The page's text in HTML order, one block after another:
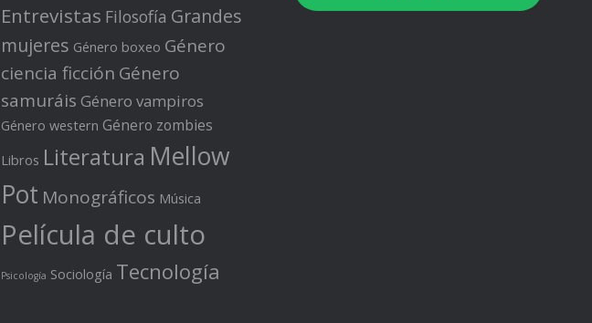
Entrevistas Filosofía Grandes
mujeres Género boxeo Género
ciencia ficción Género
samuráis Género vampiros
Género western Género zombies
Libros Literatura Mellow
Pot Monográficos Música
Película de culto
Psicología Sociología Tecnología